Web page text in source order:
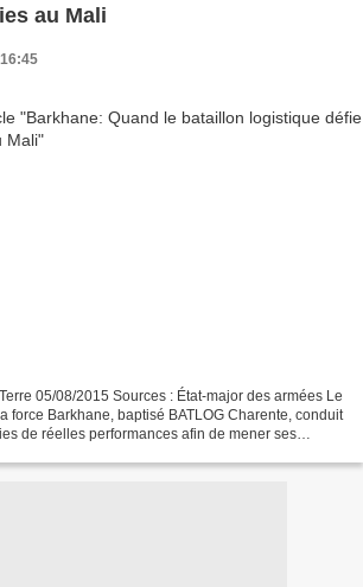
au Mali
05/08/2015 Sources : État-major des armées Le
force Barkhane, baptisé BATLOG Charente, conduit
de réelles performances afin de mener ses